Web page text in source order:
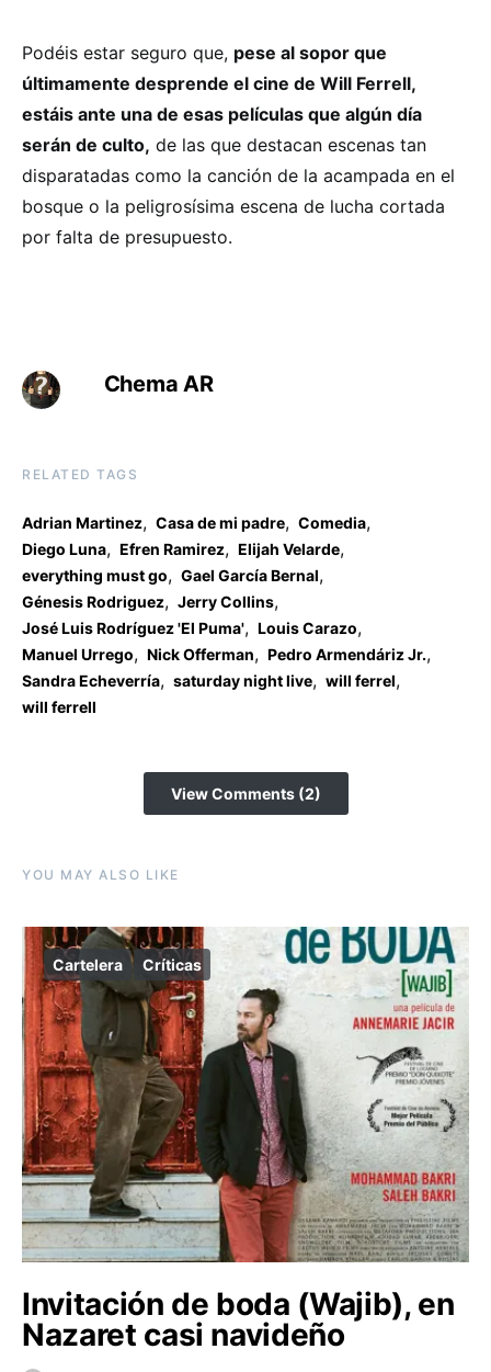
Podéis estar seguro que, pese al sopor que
últimamente desprende el cine de Will Ferrell,
estáis ante una de esas películas que algún día
serán de culto, de las que destacan escenas tan
disparatadas como la canción de la acampada en el
bosque o la peligrosísima escena de lucha cortada
por falta de presupuesto.
Chema AR
RELATED TAGS
Adrian Martinez, Casa de mi padre, Comedia,
Diego Luna, Efren Ramirez, Elijah Velarde,
everything must go, Gael García Bernal,
Génesis Rodriguez, Jerry Collins,
José Luis Rodríguez 'El Puma', Louis Carazo,
Manuel Urrego, Nick Offerman, Pedro Armendáriz Jr.,
Sandra Echeverría, saturday night live, will ferrel,
will ferrell
View Comments (2)
YOU MAY ALSO LIKE
Cartelera Críticas
Invitación de boda (Wajib), en
Nazaret casi navideño